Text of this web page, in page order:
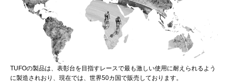
TUFOの製品は、表彰台を目指すレースで最も激しい使用に耐えられるよう
に製造されおり、現在では、世界50カ国で販売しております。